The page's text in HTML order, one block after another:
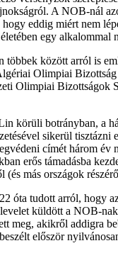
A NOB-nál
eddig miért nem
egy
között arról is
Olimpiai
Olimpiai Bizottságok
körüli botrányban, a
sikerül tisztázni
címét három
erős támadásba
(és más országok
óta tudott arról, hogy
küldött a NOB-
meg, akikről addigra
először